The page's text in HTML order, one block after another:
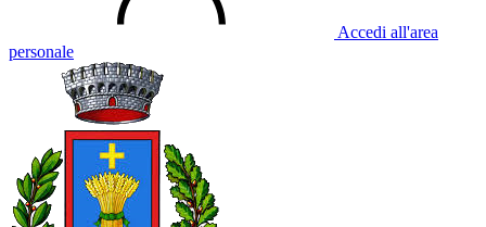
Accedi all'area
personale